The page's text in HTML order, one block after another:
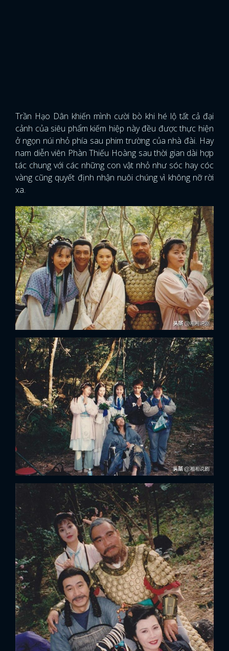
Trần Hạo Dân khiến mình cười bò khi hé lộ tất cả đại
cảnh của siêu phẩm kiếm hiệp này đều được thực hiện
ở ngọn núi nhỏ phía sau phim trường của nhà đài. Hay
nam diễn viên Phàn Thiếu Hoàng sau thời gian dài hợp
tác chung với các những con vật nhỏ như sóc hay cóc
vàng cũng quyết định nhận nuôi chúng vì không nỡ rời
xa.